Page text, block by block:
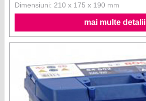
Dimensiuni: 210 x 175 x 190 mm
mai multe detalii